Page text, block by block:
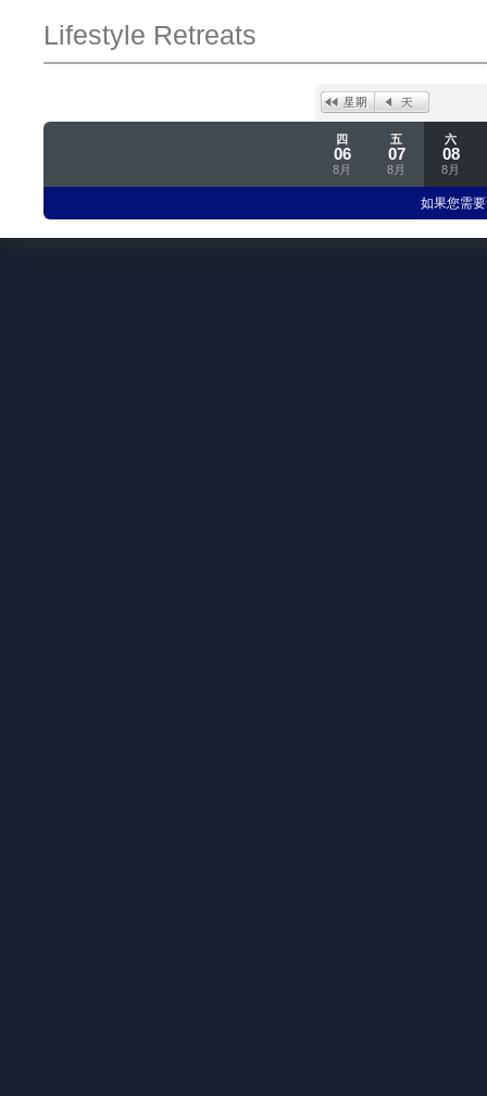
Lifestyle Retreats
四
06
8月
五
07
8月
六
08
8月
如果您需